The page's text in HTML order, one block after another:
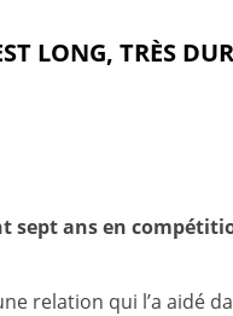
LONG, TRÈS
sept ans en
relation qui l’a aidé